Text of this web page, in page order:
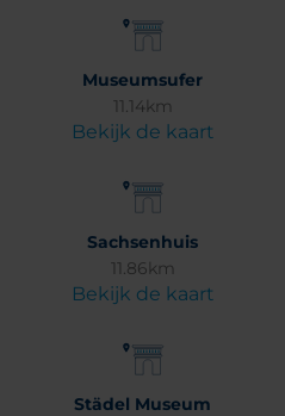
Museumsufer
11.14km
Bekijk de kaart
Sachsenhuis
11.86km
Bekijk de kaart
Städel Museum